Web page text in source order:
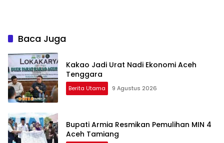
Baca Juga
Kakao Jadi Urat Nadi Ekonomi Aceh
Tenggara
Berita Utama 9 Agustus 2026
Bupati Armia Resmikan Pemulihan MIN 4
Aceh Tamiang